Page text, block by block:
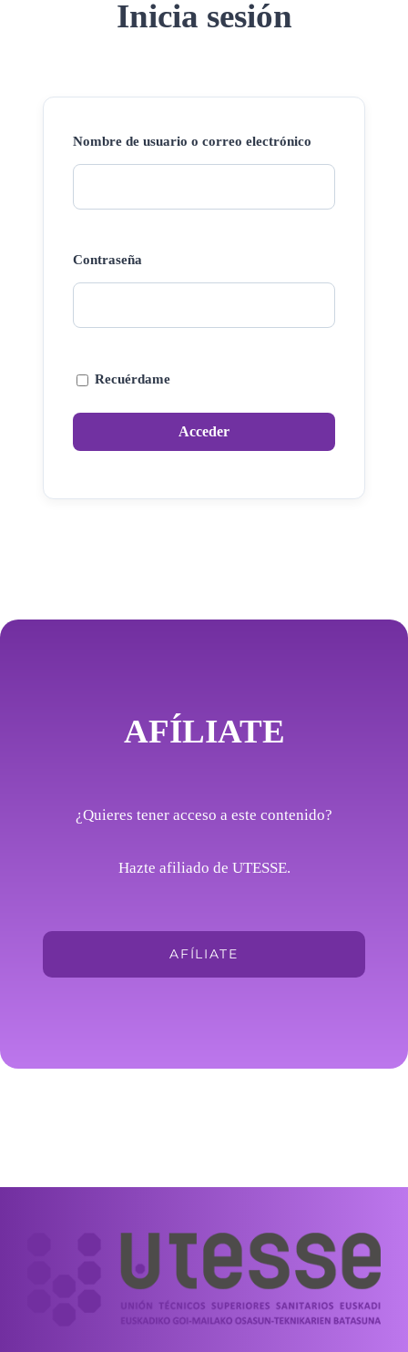
Inicia sesión
Nombre de usuario o correo electrónico
Contraseña
Recuérdame
AFÍLIATE
¿Quieres tener acceso a este contenido?
Hazte afiliado de UTESSE.
AFÍLIATE